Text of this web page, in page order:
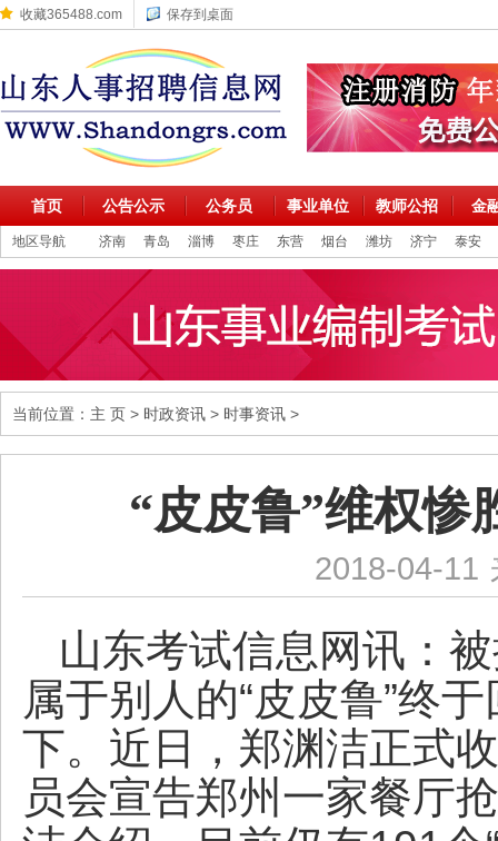
收藏365488.com 保存到桌面
首页 公告公示 公务员 事业单位 教师公招 金
地区导航 济南 青岛 淄博 枣庄 东营 烟台 潍坊 济宁 泰安
当前位置： 主 页 > 时政资讯 > 时事资讯 >
“皮皮鲁”维权惨
2018-04-11
山东考试信息网讯：
属于别人的“皮皮鲁”终
下。近日，郑渊洁正式
员会宣告郑州一家餐厅